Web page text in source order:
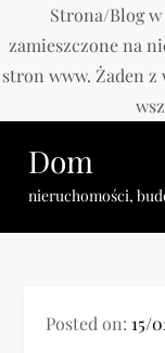
Strona/Blog
zamieszczone na
stron www. Żaden
content
Dom
nieruchomości,
Posted on: 15/